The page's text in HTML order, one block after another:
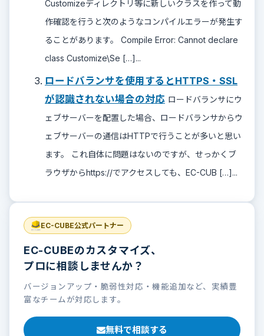
Customizeディレクトリ等に新しいクラスを作って動
作確認を行うと次のようなコンパイルエラーが発生す
ることがあります。 Compile Error: Cannot declare
class Customize\Se […]...
ロードバランサを使用するとHTTPS・SSL
が認識されない場合の対応 ロードバランサにウ
ェブサーバーを配置した場合、ロードバランサからウ
ェブサーバーの通信はHTTPで行うことが多いと思い
ます。 これ自体に問題はないのですが、せっかくブ
ラウザからhttps://でアクセスしても、EC-CUB […]...
EC-CUBE公式パートナー
EC-CUBEのカスタマイズ、
プロに相談しませんか？
バージョンアップ・脆弱性対応・機能追加など、実績豊
富なチームが対応します。
無料で相談する